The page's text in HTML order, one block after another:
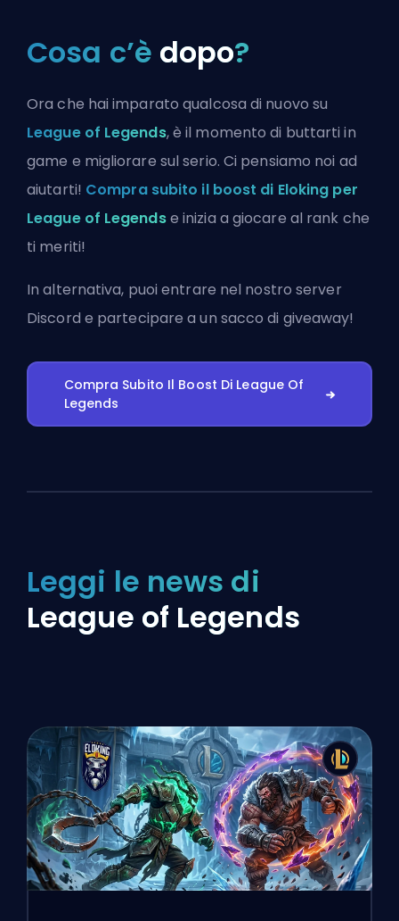
Cosa c’è dopo?
Ora che hai imparato qualcosa di nuovo su
League of Legends, è il momento di buttarti in
game e migliorare sul serio. Ci pensiamo noi ad
aiutarti! Compra subito il boost di Eloking per
League of Legendse inizia a giocare al rank che
ti meriti!
In alternativa, puoientrare nel nostro server
Discord e partecipare a un sacco di giveaway!
Compra Subito Il Boost Di League Of
Legends
Leggi le news di
League of Legends